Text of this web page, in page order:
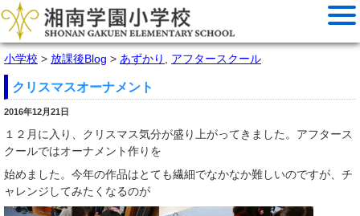
小学校 > 放課後Blog > あずかり アフタースクール
クリスマスオーナメント
2016年12月21日
１２月に入り、クリスマス気分が盛り上がってきました。アフタース
クールではオーナメント作りを
始めました。今年の作品はとても繊細でなかなか難しいのですが、チ
ャレンジしてみたくなるのが